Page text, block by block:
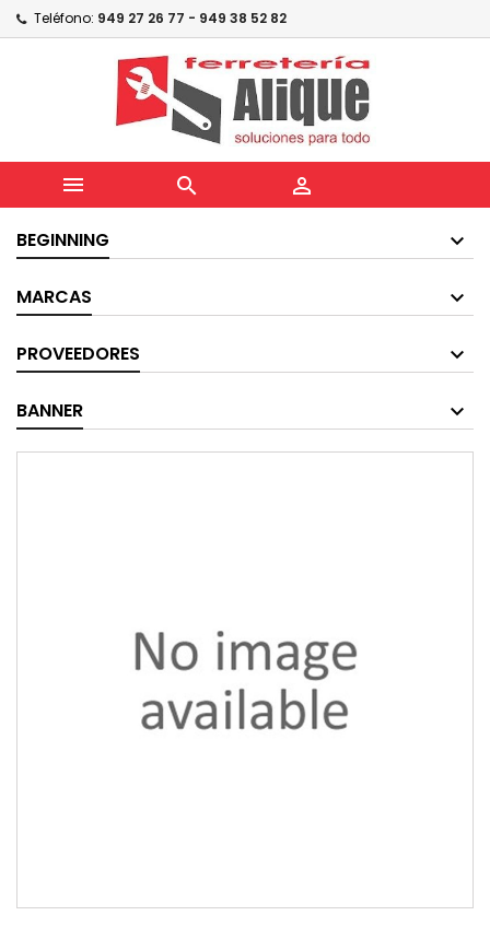
Teléfono: 949 27 26 77 - 949 38 52 82
  
BEGINNING
MARCAS
PROVEEDORES
BANNER